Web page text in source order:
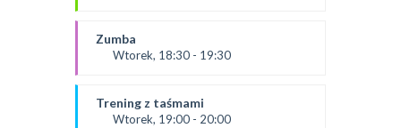
Aneta J
*Zajęcia dla dorosłych i dzieci
Zumba
Wtorek, 18:30 - 19:30
Kasia K.
*Zajęcia dla dorosłych i dzieci
Trening z taśmami
Wtorek, 19:00 - 20:00